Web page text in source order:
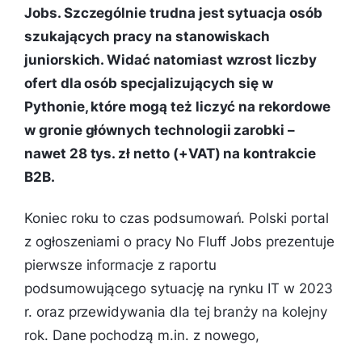
Jobs. Szczególnie trudna jest sytuacja osób
szukających pracy na stanowiskach
juniorskich. Widać natomiast wzrost liczby
ofert dla osób specjalizujących się w
Pythonie, które mogą też liczyć na rekordowe
w gronie głównych technologii zarobki –
nawet 28 tys. zł netto (+VAT) na kontrakcie
B2B.
Koniec roku to czas podsumowań. Polski portal
z ogłoszeniami o pracy No Fluff Jobs prezentuje
pierwsze informacje z raportu
podsumowującego sytuację na rynku IT w 2023
r. oraz przewidywania dla tej branży na kolejny
rok. Dane pochodzą m.in. z nowego,